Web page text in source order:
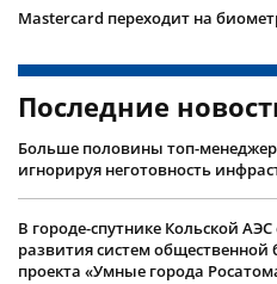
Mastercard переходит на
Последние
Больше половины топ-
игнорируя неготовность
В городе-спутнике Кольской
развития систем общественной
проекта «Умные города